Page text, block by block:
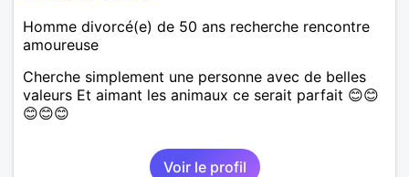
Homme divorcé(e) de 50 ans recherche rencontre
amoureuse
Cherche simplement une personne avec de belles
valeurs Et aimant les animaux ce serait parfait 😊😊
😊😊😊
Voir le profil